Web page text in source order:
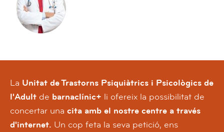
La Unitat de Trastorns Psiquiàtrics i Psicològics de
l'Adult de barnaclínic+ li ofereix la possibilitat de
concertar una cita amb el nostre centre a través
d'internet. Un cop feta la seva petició, ens